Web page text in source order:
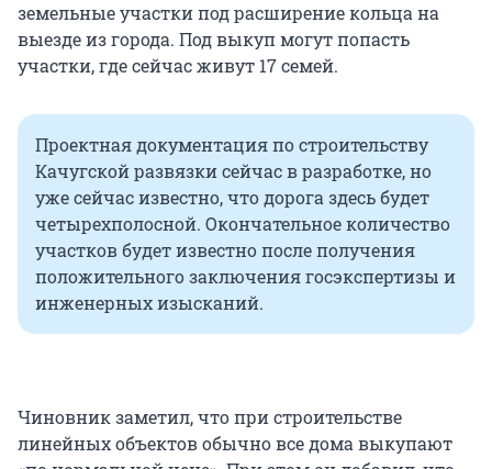
земельные участки под расширение кольца на
выезде из города. Под выкуп могут попасть
участки, где сейчас живут 17 семей.
Проектная документация по строительству
Качугской развязки сейчас в разработке, но
уже сейчас известно, что дорога здесь будет
четырехполосной. Окончательное количество
участков будет известно после получения
положительного заключения госэкспертизы и
инженерных изысканий.
Чиновник заметил, что при строительстве
линейных объектов обычно все дома выкупают